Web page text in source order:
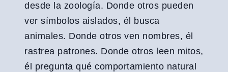
desde la zoología. Donde otros pueden
ver símbolos aislados, él busca
animales. Donde otros ven nombres, él
rastrea patrones. Donde otros leen mitos,
él pregunta qué comportamiento natural